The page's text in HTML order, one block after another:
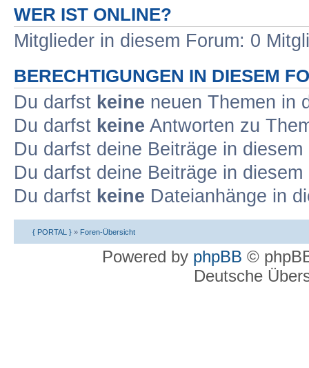
WER IST ONLINE?
Mitglieder in diesem Forum: 0
BERECHTIGUNGEN IN DIESEM
Du darfst keine neuen Themen in
Du darfst keine Antworten zu
Du darfst deine Beiträge in
Du darfst deine Beiträge in
Du darfst keine Dateianhänge in
{ PORTAL } » Foren-Übersicht
Powered by phpBB ©
Deutsche